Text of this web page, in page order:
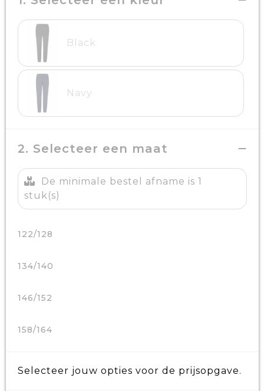
Black
Navy
2. Selecteer een maat
De minimale bestel afname is 1
stuk(s)
122/128
134/140
146/152
158/164
Selecteer jouw opties voor de prijsopgave.